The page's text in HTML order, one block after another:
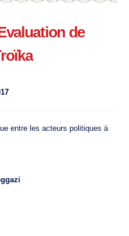
de
entre les acteurs politiques à